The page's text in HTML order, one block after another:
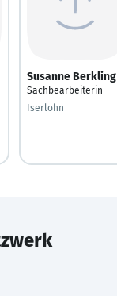
Susanne Berkling
Sachbearbeiterin
Iserlohn